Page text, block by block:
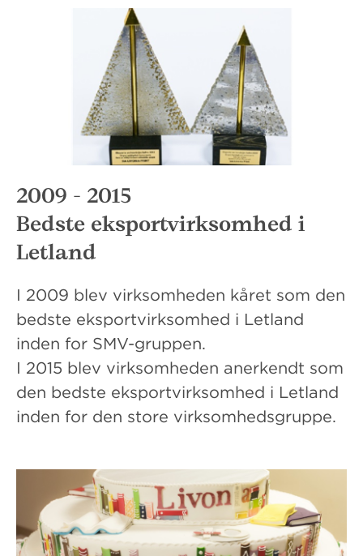
2009 - 2015
Bedste eksportvirksomhed i
Letland
I 2009 blev virksomheden kåret som den
bedste eksportvirksomhed i Letland
inden for SMV-gruppen.
I 2015 blev virksomheden anerkendt som
den bedste eksportvirksomhed i Letland
inden for den store virksomhedsgruppe.